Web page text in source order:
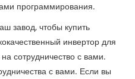
программирования.
завод, чтобы купить
инвертор для
сотрудничество с вами.
с вами. Если вы